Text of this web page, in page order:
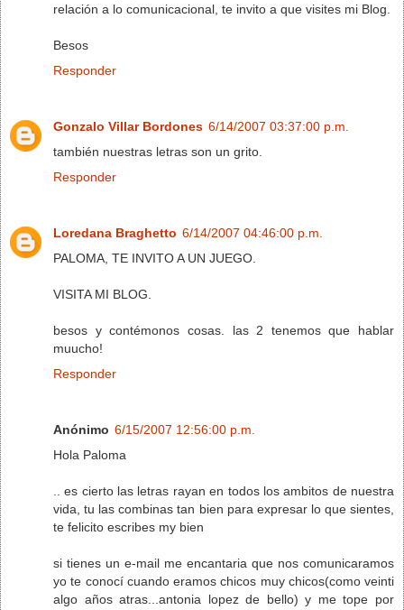
relación a lo comunicacional, te invito a que visites mi Blog.
Besos
Responder
Gonzalo Villar Bordones 6/14/2007 03:37:00 p.m.
también nuestras letras son un grito.
Responder
Loredana Braghetto 6/14/2007 04:46:00 p.m.
PALOMA, TE INVITO A UN JUEGO.
VISITA MI BLOG.
besos y contémonos cosas. las 2 tenemos que hablar
muucho!
Responder
Anónimo 6/15/2007 12:56:00 p.m.
Hola Paloma
.. es cierto las letras rayan en todos los ambitos de nuestra
vida, tu las combinas tan bien para expresar lo que sientes,
te felicito escribes my bien
si tienes un e-mail me encantaria que nos comunicaramos
yo te conocí cuando eramos chicos muy chicos(como veinti
algo años atras...antonia lopez de bello) y me tope por